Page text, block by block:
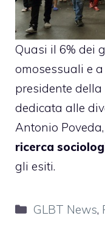
Quasi il 6% dei
omosessuali e
presidente
dedicata alle
Antonio
ricerca
gli esiti.
Categorie
GLBT News,